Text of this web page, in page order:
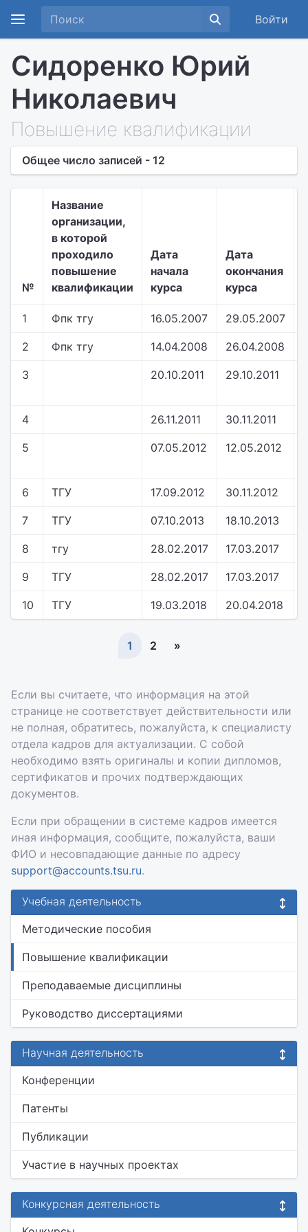
Войти
Сидоренко Юрий
Николаевич
Повышение квалификации
Общее число записей - 12
№
Название
организации,
в которой
проходило
повышение
квалификации
Дата
начала
курса
Дата
окончания
курса
1 Фпк тгу 16.05.2007 29.05.2007
2 Фпк тгу 14.04.2008 26.04.2008
3 20.10.2011 29.10.2011
4 26.11.2011 30.11.2011
5 07.05.2012 12.05.2012
6 ТГУ 17.09.2012 30.11.2012
7 ТГУ 07.10.2013 18.10.2013
8 тгу 28.02.2017 17.03.2017
9 ТГУ 28.02.2017 17.03.2017
10 ТГУ 19.03.2018 20.04.2018
1 2 »
Если вы считаете, что информация на этой
странице не соответствует действительности или
не полная, обратитесь, пожалуйста, к специалисту
отдела кадров для актуализации. С собой
необходимо взять оригиналы и копии дипломов,
сертификатов и прочих подтверждающих
документов.
Если при обращении в системе кадров имеется
иная информация, сообщите, пожалуйста, ваши
ФИО и несовпадающие данные по адресу
support@accounts.tsu.ru.
Учебная деятельность
Методические пособия
Повышение квалификации
Преподаваемые дисциплины
Руководство диссертациями
Научная деятельность
Конференции
Патенты
Публикации
Участие в научных проектах
Конкурсная деятельность